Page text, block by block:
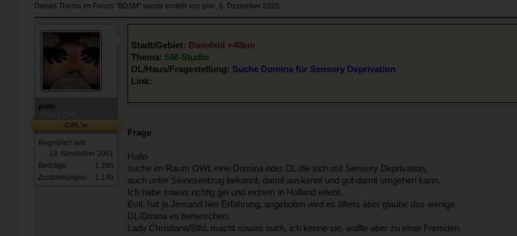
Dieses Thema im Forum "BDSM" wurde erstellt von piwi 6. Dezember 2025
piwi
OWL´er
Registriert seit:
13. November 2001
Beiträge:
1.395
Zustimmungen:
1.139
Stadt/Gebiet: Bielefeld +40km
Thema: SM-Studio
DL/Haus/Fragestellung: Suche Domina für Sensory Deprivation
Link:
Frage
Hallo
suche im Raum OWL eine Domina oder DL die sich mit Sensory Deprivation,
auch unter Sinnesentzug bekannt, damit auskennt und gut damit umgehen kann.
Ich habe sowas richtig gei und extrem in Holland erlebt.
Evtl. hat ja Jemand hier Erfahrung, angeboten wird es öfters aber glaube das wenige
DL/Dmina es beherschen.
Lady Christiana/Blfd. macht sowas auch, ich kenne sie, wollte aber zu einer Fremden.